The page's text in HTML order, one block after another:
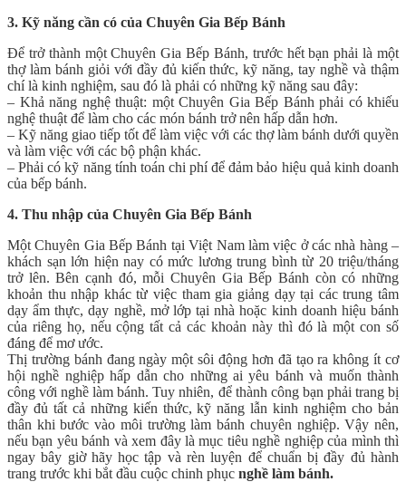
3. Kỹ năng cần có của Chuyên Gia Bếp Bánh
Để trở thành một Chuyên Gia Bếp Bánh, trước hết bạn phải là một
thợ làm bánh giỏi với đầy đủ kiến thức, kỹ năng, tay nghề và thậm
chí là kinh nghiệm, sau đó là phải có những kỹ năng sau đây:
– Khả năng nghệ thuật: một Chuyên Gia Bếp Bánh phải có khiếu
nghệ thuật để làm cho các món bánh trở nên hấp dẫn hơn.
– Kỹ năng giao tiếp tốt để làm việc với các thợ làm bánh dưới quyền
và làm việc với các bộ phận khác.
– Phải có kỹ năng tính toán chi phí để đảm bảo hiệu quả kinh doanh
của bếp bánh.
4. Thu nhập của Chuyên Gia Bếp Bánh
Một Chuyên Gia Bếp Bánh tại Việt Nam làm việc ở các nhà hàng –
khách sạn lớn hiện nay có mức lương trung bình từ 20 triệu/tháng
trở lên. Bên cạnh đó, mỗi Chuyên Gia Bếp Bánh còn có những
khoản thu nhập khác từ việc tham gia giảng dạy tại các trung tâm
dạy ẩm thực, dạy nghề, mở lớp tại nhà hoặc kinh doanh hiệu bánh
của riêng họ, nếu cộng tất cả các khoản này thì đó là một con số
đáng để mơ ước.
Thị trường bánh đang ngày một sôi động hơn đã tạo ra không ít cơ
hội nghề nghiệp hấp dẫn cho những ai yêu bánh và muốn thành
công với nghề làm bánh. Tuy nhiên, để thành công bạn phải trang bị
đầy đủ tất cả những kiến thức, kỹ năng lẫn kinh nghiệm cho bản
thân khi bước vào môi trường làm bánh chuyên nghiệp. Vậy nên,
nếu bạn yêu bánh và xem đây là mục tiêu nghề nghiệp của mình thì
ngay bây giờ hãy học tập và rèn luyện để chuẩn bị đầy đủ hành
trang trước khi bắt đầu cuộc chinh phục nghề làm bánh.